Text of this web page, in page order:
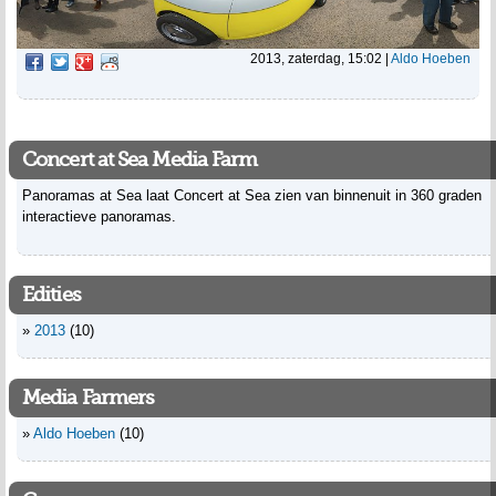
2013, zaterdag, 15:02 Aldo Hoeben
Concert at Sea Media Farm
Panoramas at Sea laat Concert at Sea zien van binnenuit in 360 graden
interactieve panoramas.
Edities
2013 (10)
Media Farmers
Aldo Hoeben (10)